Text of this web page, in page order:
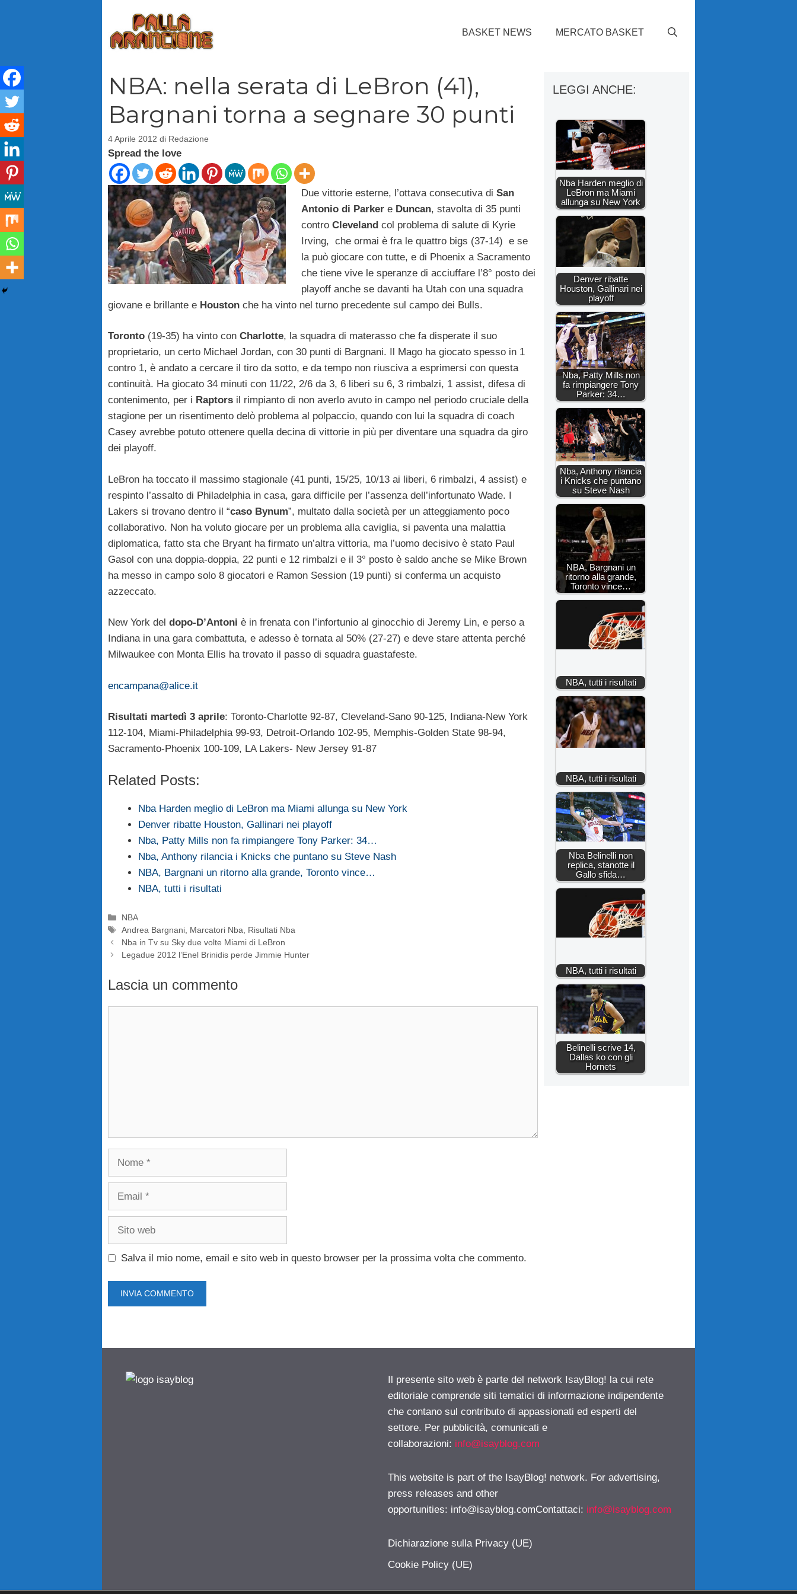
BASKET NEWS MERCATO BASKET
NBA: nella serata di LeBron (41),
Bargnani torna a segnare 30 punti
4 Aprile 2012 di Redazione
Spread the love
Due vittorie esterne, l’ottava consecutiva di San
Antonio di Parkere Duncan, stavolta di 35 punti
contro Clevelandcol problema di salute di Kyrie
Irving, che ormai è fra le quattro bigs (37-14) e se
la può giocare con tutte, e di Phoenix a Sacramento
che tiene vive le speranze di acciuffare l’8° posto dei
playoff anche se davanti ha Utah con una squadra
giovane e brillante e Houston che ha vinto nel turno precedente sul campo dei Bulls.
Toronto (19-35) ha vinto con Charlotte, la squadra di materasso che fa disperate il suo
proprietario, un certo Michael Jordan, con 30 punti di Bargnani. Il Mago ha giocato spesso in 1
contro 1, è andato a cercare il tiro da sotto, e da tempo non riusciva a esprimersi con questa
continuità. Ha giocato 34 minuti con 11/22, 2/6 da 3, 6 liberi su 6, 3 rimbalzi, 1 assist, difesa di
contenimento, per i Raptors il rimpianto di non averlo avuto in campo nel periodo cruciale della
stagione per un risentimento delò problema al polpaccio, quando con lui la squadra di coach
Casey avrebbe potuto ottenere quella decina di vittorie in più per diventare una squadra da giro
dei playoff.
LeBron ha toccato il massimo stagionale (41 punti, 15/25, 10/13 ai liberi, 6 rimbalzi, 4 assist) e
respinto l’assalto di Philadelphia in casa, gara difficile per l’assenza dell’infortunato Wade. I
Lakers si trovano dentro il “caso Bynum”, multato dalla società per un atteggiamento poco
collaborativo. Non ha voluto giocare per un problema alla caviglia, si paventa una malattia
diplomatica, fatto sta che Bryant ha firmato un’altra vittoria, ma l’uomo decisivo è stato Paul
Gasol con una doppia-doppia, 22 punti e 12 rimbalzi e il 3° posto è saldo anche se Mike Brown
ha messo in campo solo 8 giocatori e Ramon Session (19 punti) si conferma un acquisto
azzeccato.
New York del dopo-D’Antoni è in frenata con l’infortunio al ginocchio di Jeremy Lin, e perso a
Indiana in una gara combattuta, e adesso è tornata al 50% (27-27) e deve stare attenta perché
Milwaukee con Monta Ellis ha trovato il passo di squadra guastafeste.
encampana@alice.it
Risultati martedì 3 aprile: Toronto-Charlotte 92-87, Cleveland-Sano 90-125, Indiana-New York
112-104, Miami-Philadelphia 99-93, Detroit-Orlando 102-95, Memphis-Golden State 98-94,
Sacramento-Phoenix 100-109, LA Lakers- New Jersey 91-87
Related Posts:
Nba Harden meglio di LeBron ma Miami allunga su New York
Denver ribatte Houston, Gallinari nei playoff
Nba, Patty Mills non fa rimpiangere Tony Parker: 34…
Nba, Anthony rilancia i Knicks che puntano su Steve Nash
NBA, Bargnani un ritorno alla grande, Toronto vince…
NBA, tutti i risultati
Categorie
NBA
Tag
Andrea Bargnani, Marcatori Nba, Risultati Nba
Nba in Tv su Sky due volte Miami di LeBron
Legadue 2012 l’Enel Brinidis perde Jimmie Hunter
Lascia un commento
Nome
Email
Sito
Salva il mio nome, email e sito web in questo browser per la prossima volta che commento.
LEGGI ANCHE:
Nba Harden meglio di
LeBron ma Miami
allunga su New York
Denver ribatte
Houston, Gallinari nei
playoff
Nba, Patty Mills non
fa rimpiangere Tony
Parker: 34…
Nba, Anthony rilancia
i Knicks che puntano
su Steve Nash
NBA, Bargnani un
ritorno alla grande,
Toronto vince…
NBA, tutti i risultati
NBA, tutti i risultati
Nba Belinelli non
replica, stanotte il
Gallo sfida…
NBA, tutti i risultati
Belinelli scrive 14,
Dallas ko con gli
Hornets
Il presente sito web è parte del network IsayBlog! la cui rete
editoriale comprende siti tematici di informazione indipendente
che contano sul contributo di appassionati ed esperti del
settore. Per pubblicità, comunicati e
collaborazioni: info@isayblog.com
This website is part of the IsayBlog! network. For advertising,
press releases and other
opportunities: info@isayblog.comContattaci: info@isayblog.com
Dichiarazione sulla Privacy (UE)
Cookie Policy (UE)